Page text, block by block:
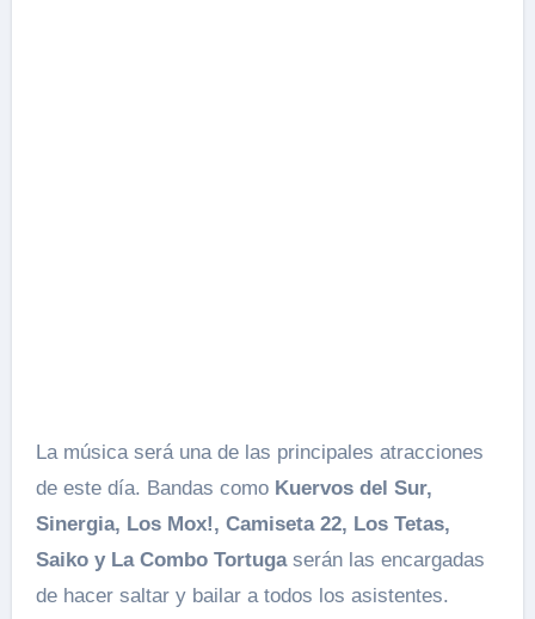
La música será una de las principales atracciones
de este día. Bandas como Kuervos del Sur,
Sinergia, Los Mox!, Camiseta 22, Los Tetas,
Saiko y La Combo Tortuga serán las encargadas
de hacer saltar y bailar a todos los asistentes.